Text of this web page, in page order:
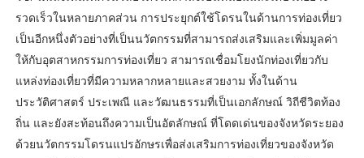
รวดเร็วในหลายภาคส่วน การประยุกต์ใช้โดรนในด้านการท่องเที่ยว
เป็นอีกหนึ่งตัวอย่างที่เป็นนวัตกรรมที่สามารถส่งเสริมและเพิ่มมูลค่า
ให้กับอุตสาหกรรมการท่องเที่ยว สามารถเชื่อมโยงนักท่องเที่ยวกับ
แหล่งท่องเที่ยวที่มีความหลากหลายและสวยงาม ทั้งในด้าน
ประวัติศาสตร์ ประเพณี และวัฒนธรรมที่เป็นเอกลักษณ์ วิถีชีวิตท้อง
ถิ่น และยังสะท้อนถึงความเป็นอัตลักษณ์ ที่โดดเด่นของจังหวัดระยอง
ด้วยนวัตกรรมโดรนแปรอักษรเพื่อส่งเสริมการท่องเที่ยวของจังหวัด